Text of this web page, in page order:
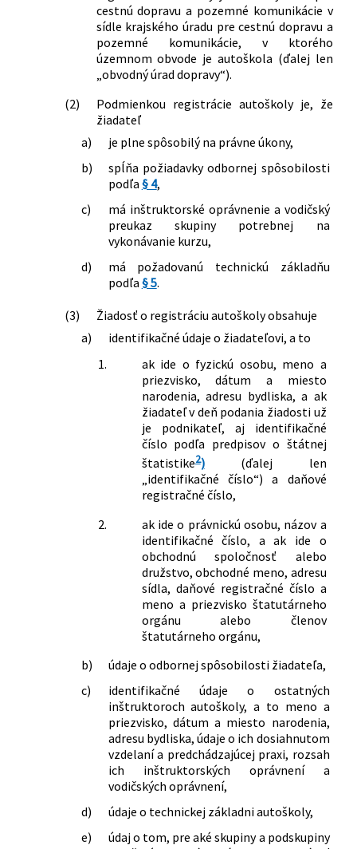
131/2026 Z. z.
Zákon, ktorým sa mení a dopĺňa zákon
č. 8/2009 Z. z. o cestnej premávke a o
zmene a doplnení niektorých zákonov
v znení neskorších predpisov a ktorým
sa menia a dopĺňajú niektoré zákony
cestnú dopravu a pozemné komunikácie v
sídle krajského úradu pre cestnú dopravu a
pozemné komunikácie, v ktorého
územnom obvode je autoškola (ďalej len
„obvodný úrad dopravy“).
(2)
Podmienkou registrácie autoškoly je, že
žiadateľ
a)
je plne spôsobilý na právne úkony,
b)
spĺňa požiadavky odbornej spôsobilosti
podľa § 4,
c)
má inštruktorské oprávnenie a vodičský
preukaz skupiny potrebnej na
vykonávanie kurzu,
d)
má požadovanú technickú základňu
podľa § 5.
(3)
Žiadosť o registráciu autoškoly obsahuje
a)
identifikačné údaje o žiadateľovi, a to
1.
ak ide o fyzickú osobu, meno a
priezvisko, dátum a miesto
narodenia, adresu bydliska, a ak
žiadateľ v deň podania žiadosti už
je podnikateľ, aj identifikačné
číslo podľa predpisov o štátnej
štatistike2)(ďalej len
„identifikačné číslo“) a daňové
registračné číslo,
2.
ak ide o právnickú osobu, názov a
identifikačné číslo, a ak ide o
obchodnú spoločnosť alebo
družstvo, obchodné meno, adresu
sídla, daňové registračné číslo a
meno a priezvisko štatutárneho
orgánu alebo členov
štatutárneho orgánu,
b)
údaje o odbornej spôsobilosti žiadateľa,
c)
identifikačné údaje o ostatných
inštruktoroch autoškoly, a to meno a
priezvisko, dátum a miesto narodenia,
adresu bydliska, údaje o ich dosiahnutom
vzdelaní a predchádzajúcej praxi, rozsah
ich inštruktorských oprávnení a
vodičských oprávnení,
d)
údaje o technickej základni autoškoly,
e)
údaj o tom, pre aké skupiny a podskupiny